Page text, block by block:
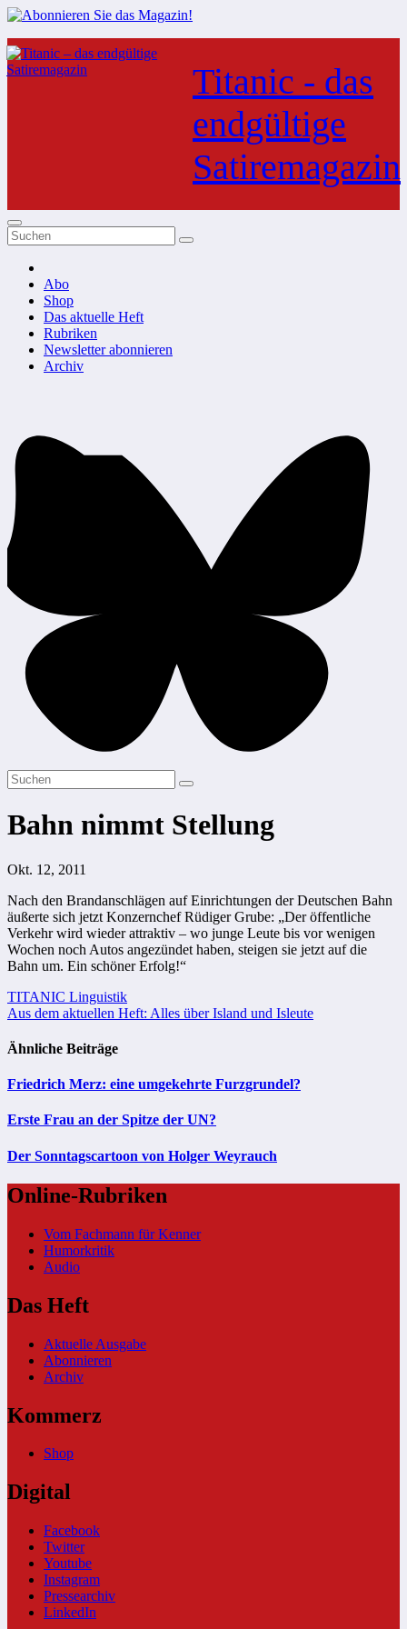
Zum
Inhalt
springen
Titanic - das
endgültige
Satiremagazin
Abo
Shop
Das aktuelle Heft
Rubriken
Newsletter abonnieren
Archiv
Bahn nimmt Stellung
Okt. 12, 2011
Nach den Brandanschlägen auf Einrichtungen der Deutschen Bahn
äußerte sich jetzt Konzernchef Rüdiger Grube: „Der öffentliche
Verkehr wird wieder attraktiv – wo junge Leute bis vor wenigen
Wochen noch Autos angezündet haben, steigen sie jetzt auf die
Bahn um. Ein schöner Erfolg!“
Beitragsnavigation
TITANIC Linguistik
Aus dem aktuellen Heft: Alles über Island und Isleute
Ähnliche Beiträge
Friedrich Merz: eine umgekehrte Furzgrundel?
Erste Frau an der Spitze der UN?
Der Sonntagscartoon von Holger Weyrauch
Online-Rubriken
Vom Fachmann für Kenner
Humorkritik
Audio
Das Heft
Aktuelle Ausgabe
Abonnieren
Archiv
Kommerz
Shop
Digital
Facebook
Twitter
Youtube
Instagram
Pressearchiv
LinkedIn